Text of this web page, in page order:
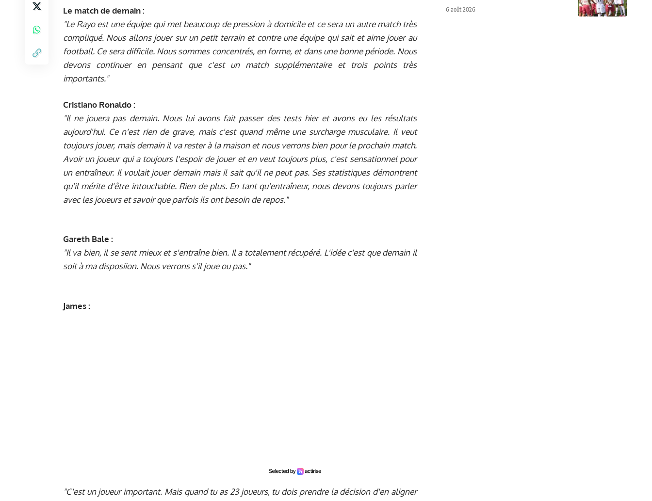
Le match de demain :
"Le Rayo est une équipe qui met beaucoup de pression à domicile et ce sera un autre match très
compliqué. Nous allons jouer sur un petit terrain et contre une équipe qui sait et aime jouer au
football. Ce sera difficile. Nous sommes concentrés, en forme, et dans une bonne période. Nous
devons continuer en pensant que c'est un match supplémentaire et trois points très
importants."
Cristiano Ronaldo :
"Il ne jouera pas demain. Nous lui avons fait passer des tests hier et avons eu les résultats
aujourd'hui. Ce n'est rien de grave, mais c'est quand même une surcharge musculaire. Il veut
toujours jouer, mais demain il va rester à la maison et nous verrons bien pour le prochain match.
Avoir un joueur qui a toujours l'espoir de jouer et en veut toujours plus, c'est sensationnel pour
un entraîneur. Il voulait jouer demain mais il sait qu'il ne peut pas. Ses statistiques démontrent
qu'il mérite d'être intouchable. Rien de plus. En tant qu'entraîneur, nous devons toujours parler
avec les joueurs et savoir que parfois ils ont besoin de repos."
Gareth Bale :
"Il va bien, il se sent mieux et s'entraîne bien. Il a totalement récupéré. L'idée c'est que demain il
soit à ma disposiion. Nous verrons s'il joue ou pas."
James :
"C'est un joueur important. Mais quand tu as 23 joueurs, tu dois prendre la décision d'en aligner
6 août 2026